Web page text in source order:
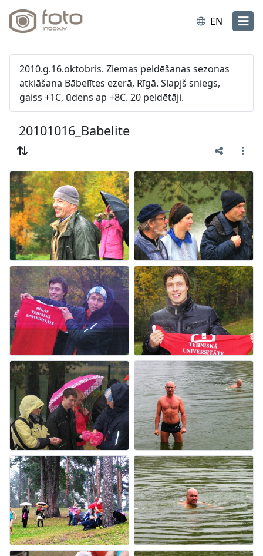
EN
2010.g.16.oktobris. Ziemas peldēšanas sezonas
atklāšana Bābelītes ezerā, Rīgā. Slapjš sniegs,
gaiss +1C, ūdens ap +8C. 20 peldētāji.
20101016_Babelite